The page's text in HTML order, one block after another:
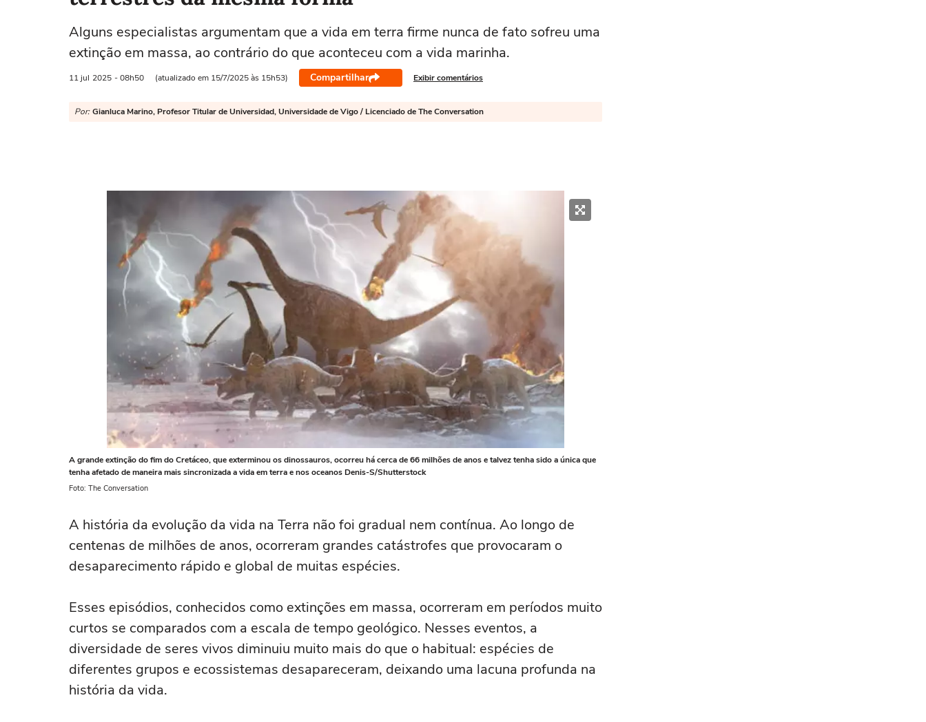
Alguns especialistas argumentam que a vida em terra firme nunca de fato sofreu uma
extinção em massa, ao contrário do que aconteceu com a vida marinha.
11 jul 2025 - 08h50 (atualizado em 15/7/2025 às 15h53) Compartilhar Exibir comentários
Por: Gianluca Marino, Profesor Titular de Universidad, Universidade de Vigo / Licenciado de The Conversation
A grande extinção do fim do Cretáceo, que exterminou os dinossauros, ocorreu há cerca de 66 milhões de anos e talvez tenha sido a única que
tenha afetado de maneira mais sincronizada a vida em terra e nos oceanos Denis-S/Shutterstock
Foto: The Conversation
A história da evolução da vida na Terra não foi gradual nem contínua. Ao longo de
centenas de milhões de anos, ocorreram grandes catástrofes que provocaram o
desaparecimento rápido e global de muitas espécies.
Esses episódios, conhecidos como extinções em massa, ocorreram em períodos muito
curtos se comparados com a escala de tempo geológico. Nesses eventos, a
diversidade de seres vivos diminuiu muito mais do que o habitual: espécies de
diferentes grupos e ecossistemas desapareceram, deixando uma lacuna profunda na
história da vida.